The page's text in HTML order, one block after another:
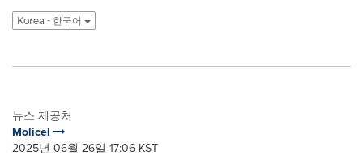
Korea - 한국어
뉴스 제공처
Molicel
2025년 06월 26일 17:06 KST